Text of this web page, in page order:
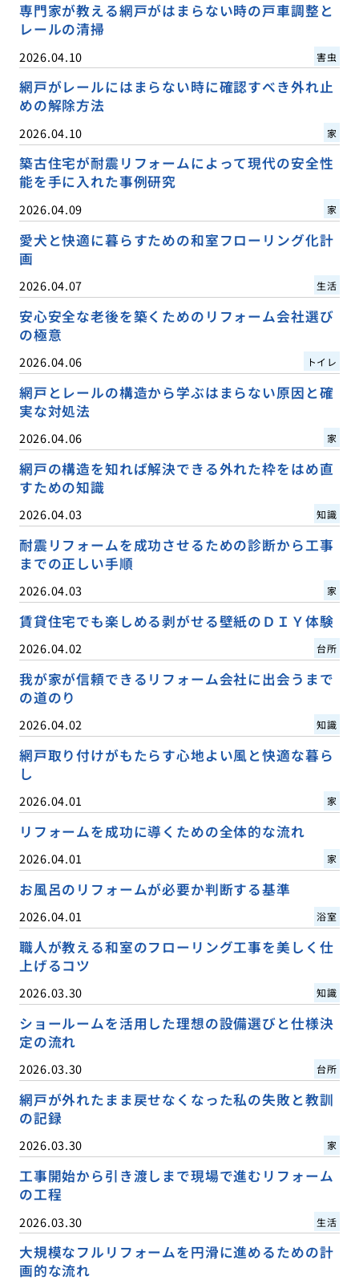
専門家が教える網戸がはまらない時の戸車調整と
レールの清掃
2026.04.10 害虫
網戸がレールにはまらない時に確認すべき外れ止
めの解除方法
2026.04.10 家
築古住宅が耐震リフォームによって現代の安全性
能を手に入れた事例研究
2026.04.09 家
愛犬と快適に暮らすための和室フローリング化計
画
2026.04.07 生活
安心安全な老後を築くためのリフォーム会社選び
の極意
2026.04.06 トイレ
網戸とレールの構造から学ぶはまらない原因と確
実な対処法
2026.04.06 家
網戸の構造を知れば解決できる外れた枠をはめ直
すための知識
2026.04.03 知識
耐震リフォームを成功させるための診断から工事
までの正しい手順
2026.04.03 家
賃貸住宅でも楽しめる剥がせる壁紙のＤＩＹ体験
2026.04.02 台所
我が家が信頼できるリフォーム会社に出会うまで
の道のり
2026.04.02 知識
網戸取り付けがもたらす心地よい風と快適な暮ら
し
2026.04.01 家
リフォームを成功に導くための全体的な流れ
2026.04.01 家
お風呂のリフォームが必要か判断する基準
2026.04.01 浴室
職人が教える和室のフローリング工事を美しく仕
上げるコツ
2026.03.30 知識
ショールームを活用した理想の設備選びと仕様決
定の流れ
2026.03.30 台所
網戸が外れたまま戻せなくなった私の失敗と教訓
の記録
2026.03.30 家
工事開始から引き渡しまで現場で進むリフォーム
の工程
2026.03.30 生活
大規模なフルリフォームを円滑に進めるための計
画的な流れ